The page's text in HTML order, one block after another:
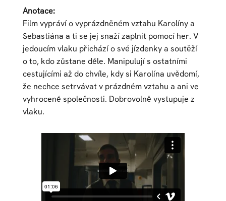
Anotace:
Film vypráví o vyprázdněném vztahu Karolíny a
Sebastiána a ti se jej snaží zaplnit pomocí her. V
jedoucím vlaku přichází o své jízdenky a soutěží
o to, kdo zůstane déle. Manipulují s ostatními
cestujícími až do chvíle, kdy si Karolína uvědomí,
že nechce setrvávat v prázdném vztahu a ani ve
vyhrocené společnosti. Dobrovolně vystupuje z
vlaku.